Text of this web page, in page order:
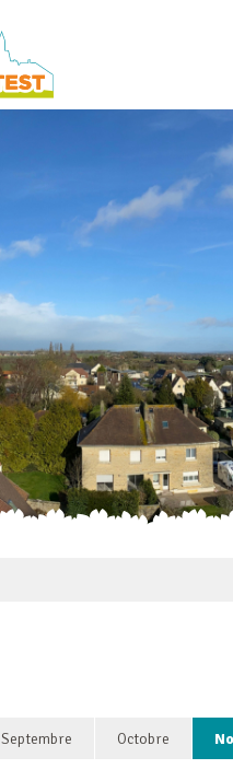
Septembre Octobre